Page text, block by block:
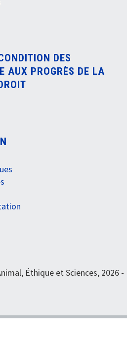
DES
AUX PROGRÈS DE LA
Éthique et Sciences, 2026 -